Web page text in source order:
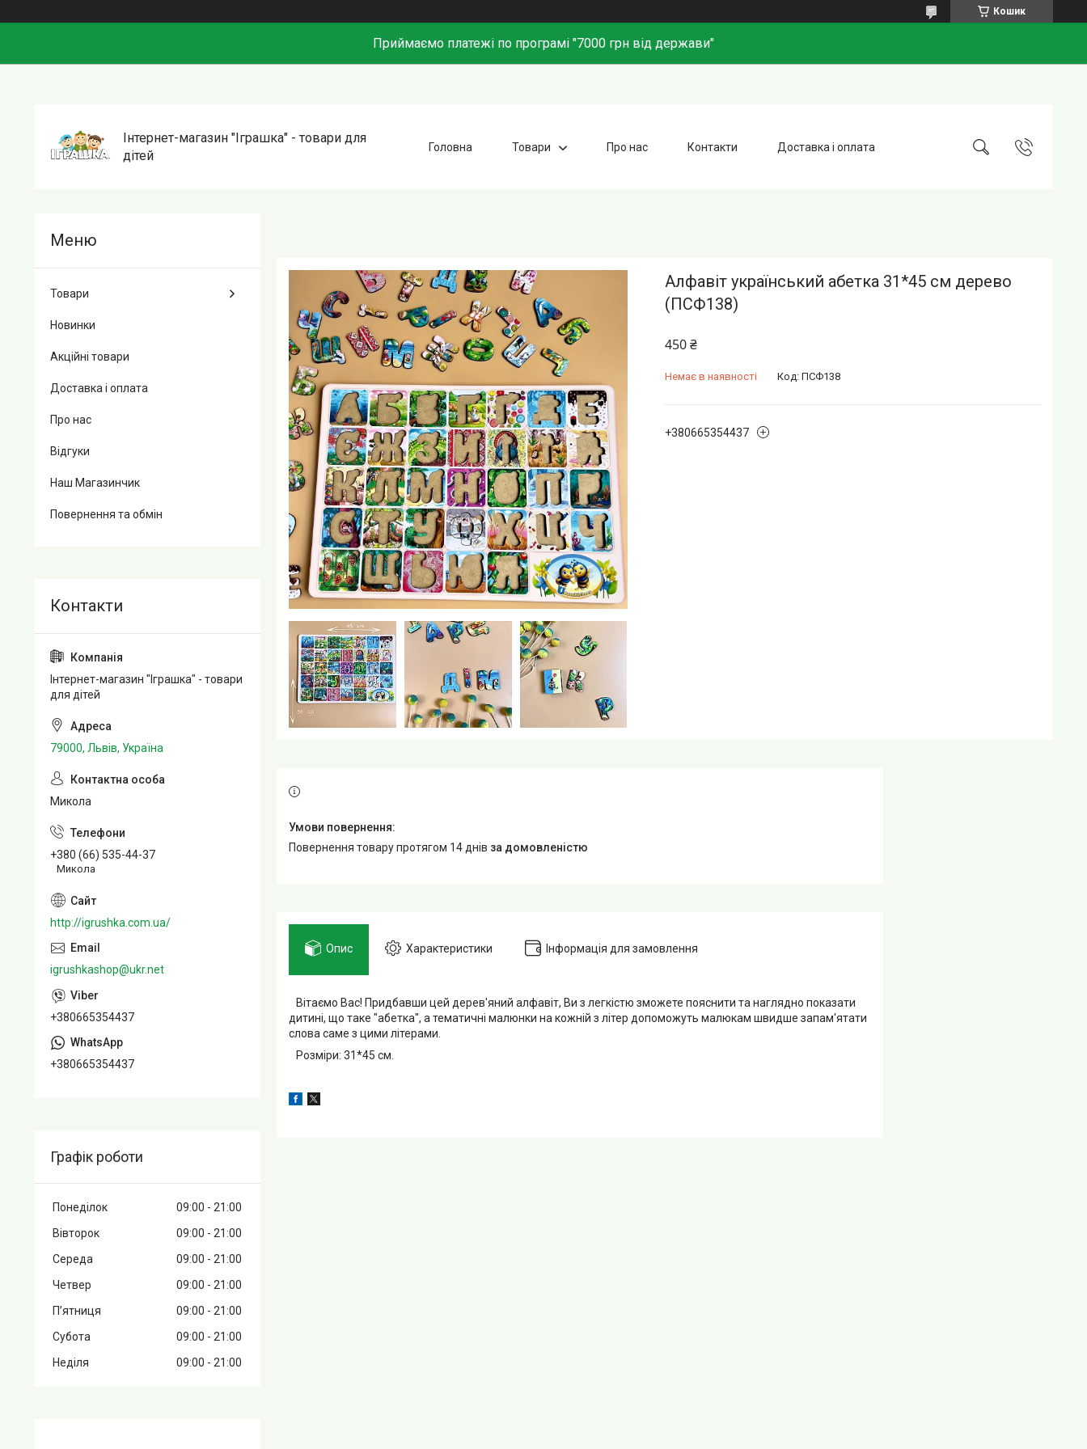
Кошик
Приймаємо платежі по програмі "7000 грн від держави"
Інтернет-магазин "Іграшка" - товари для
дітей
Головна Товари Про нас Контакти Доставка і оплата
Алфавіт український абетка 31*45 см дерево
(ПСФ138)
450 ₴
Немає в наявності Код: ПСФ138
+380665354437
повернення товару протягом 14 днів за домовленістю
Опис Характеристики Інформація для замовлення
Вітаємо Вас! Придбавши цей дерев'яний алфавіт, Ви з легкістю зможете пояснити та наглядно показати
дитині, що таке "абетка", а тематичні малюнки на кожній з літер допоможуть малюкам швидше запам'ятати
слова саме з цими літерами.
Розміри: 31*45 см.
Товари
Новинки
Акційні товари
Доставка і оплата
Про нас
Відгуки
Наш Магазинчик
Повернення та обмін
Інтернет-магазин "Іграшка" - товари
для дітей
79000, Львів, Україна
Микола
+380 (66) 535-44-37
Микола
http://igrushka.com.ua/
igrushkashop@ukr.net
+380665354437
+380665354437
Графік роботи
Понеділок 09:00
21:00
Вівторок
09:00
21:00
Середа
09:00
21:00
Четвер
09:00
21:00
Пʼятниця
09:00
21:00
Субота
09:00
21:00
Неділя
09:00 21:00